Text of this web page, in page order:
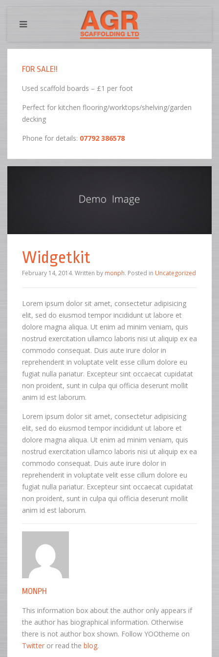
FOR SALE!!
Used scaffold boards – £1 per foot
Perfect for kitchen flooring/worktops/shelving/garden
decking
Phone for details: 07792 386578
Widgetkit
February 14, 2014. Written by monph. Posted in Uncategorized
Lorem ipsum dolor sit amet, consectetur adipisicing
elit, sed do eiusmod tempor incididunt ut labore et
dolore magna aliqua. Ut enim ad minim veniam, quis
nostrud exercitation ullamco laboris nisi ut aliquip ex ea
commodo consequat. Duis aute irure dolor in
reprehenderit in voluptate velit esse cillum dolore eu
fugiat nulla pariatur. Excepteur sint occaecat cupidatat
non proident, sunt in culpa qui officia deserunt mollit
anim id est laborum.
Lorem ipsum dolor sit amet, consectetur adipisicing
elit, sed do eiusmod tempor incididunt ut labore et
dolore magna aliqua. Ut enim ad minim veniam, quis
nostrud exercitation ullamco laboris nisi ut aliquip ex ea
commodo consequat. Duis aute irure dolor in
reprehenderit in voluptate velit esse cillum dolore eu
fugiat nulla pariatur. Excepteur sint occaecat cupidatat
non proident, sunt in culpa qui officia deserunt mollit
anim id est laborum.
MONPH
This information box about the author only appears if
the author has biographical information. Otherwise
there is not author box shown. Follow YOOtheme on
Twitter or read the blog.